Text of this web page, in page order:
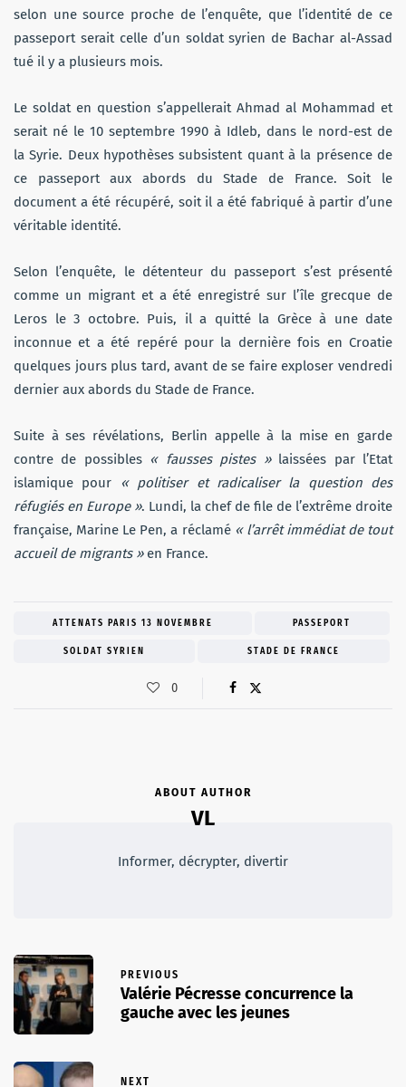
selon une source proche de l’enquête, que l’identité de ce
passeport serait celle d’un soldat syrien de Bachar al-Assad
tué il y a plusieurs mois.
Le soldat en question s’appellerait Ahmad al Mohammad et
serait né le 10 septembre 1990 à Idleb, dans le nord-est de
la Syrie. Deux hypothèses subsistent quant à la présence de
ce passeport aux abords du Stade de France. Soit le
document a été récupéré, soit il a été fabriqué à partir d’une
véritable identité.
Selon l’enquête, le détenteur du passeport s’est présenté
comme un migrant et a été enregistré sur l’île grecque de
Leros le 3 octobre. Puis, il a quitté la Grèce à une date
inconnue et a été repéré pour la dernière fois en Croatie
quelques jours plus tard, avant de se faire exploser vendredi
dernier aux abords du Stade de France.
Suite à ses révélations, Berlin appelle à la mise en garde
contre de possibles « fausses pistes »laissées par l’Etat
islamique pour
« politiser et radicaliser la question des
réfugiés en Europe ». Lundi, la chef de file de l’extrême droite
française, Marine Le Pen, a réclamé « l’arrêt immédiat de tout
accueil de migrants »en France.
ATTENATS PARIS 13 NOVEMBRE PASSEPORT
SOLDAT SYRIEN STADE DE FRANCE
0
ABOUT AUTHOR
VL
Informer, décrypter, divertir
PREVIOUS
Valérie Pécresse concurrence la
gauche avec les jeunes
NEXT